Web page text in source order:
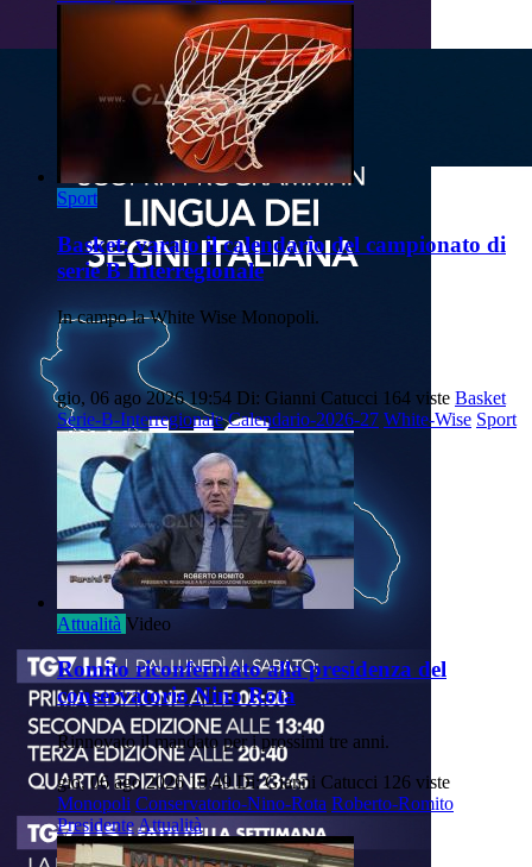
Sport
Basket: varato il calendario del campionato di
serie B Interregionale
In campo la White Wise Monopoli.
gio, 06 ago 2026 19:54 Di: Gianni Catucci 164 viste Basket
Serie-B-Interregionale Calendario-2026-27 White-Wise Sport
Attualità Video
Romito riconfermato alla presidenza del
conservatorio Nino Rota
Rinnovato il mandato per i prossimi tre anni.
gio, 06 ago 2026 19:49 Di: Gianni Catucci 126 viste
Monopoli Conservatorio-Nino-Rota Roberto-Romito
PresidenteAttualità